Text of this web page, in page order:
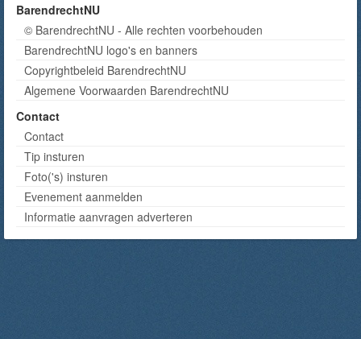
BarendrechtNU
© BarendrechtNU - Alle rechten voorbehouden
BarendrechtNU logo's en banners
Copyrightbeleid BarendrechtNU
Algemene Voorwaarden BarendrechtNU
Contact
Contact
Tip insturen
Foto('s) insturen
Evenement aanmelden
Informatie aanvragen adverteren